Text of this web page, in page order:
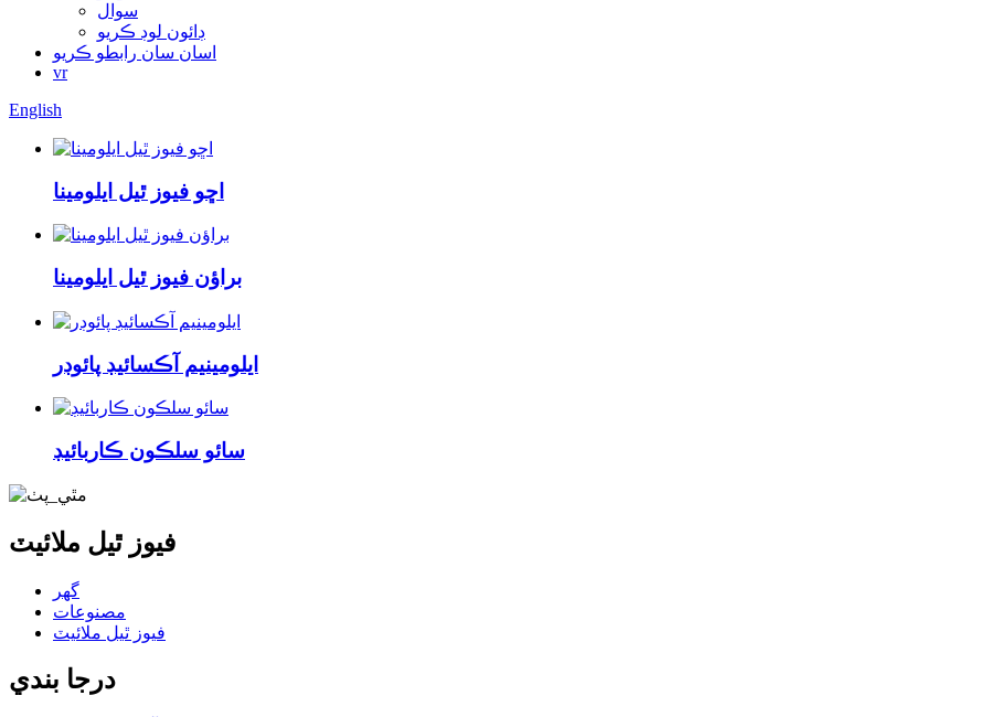
سوال
ڊائون لوڊ ڪريو
اسان سان رابطو ڪريو
vr
English
اڇو فيوز ٿيل ايلومينا
براؤن فيوز ٿيل ايلومينا
ايلومينيم آڪسائيڊ پائوڊر
سائو سلڪون ڪاربائيڊ
فيوز ٿيل ملائيٽ
گھر
مصنوعات
فيوز ٿيل ملائيٽ
درجا بندي